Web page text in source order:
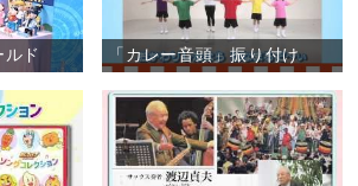
ド 「カレー音頭」振り付け